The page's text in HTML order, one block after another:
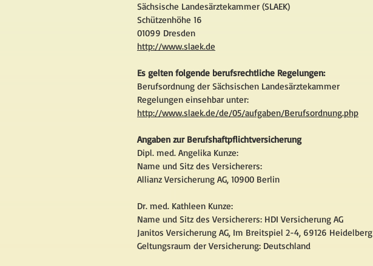
Sächsische Landesärztekammer (SLAEK)
Schützenhöhe 16
01099 Dresden
http://www.slaek.de
Es gelten folgende berufsrechtliche Regelungen:
Berufsordnung der Sächsischen Landesärztekammer
Regelungen einsehbar unter:
http://www.slaek.de/de/05/aufgaben/Berufsordnung.php
Angaben zur Berufshaftpflichtversicherung
Dipl. med. Angelika Kunze:
Name und Sitz des Versicherers:
Allianz Versicherung AG, 10900 Berlin
Dr. med. Kathleen Kunze:
Name und Sitz des Versicherers: HDI Versicherung AG
Janitos Versicherung AG, Im Breitspiel 2-4, 69126 Heidelberg
Geltungsraum der Versicherung: Deutschland